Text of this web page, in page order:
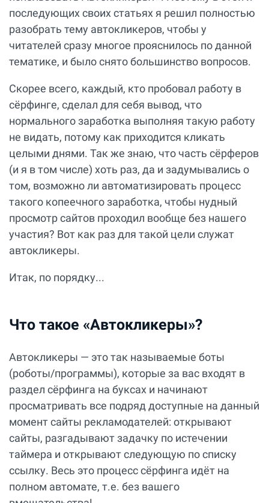
последующих своих статьях я решил полностью
разобрать тему автокликеров, чтобы у
читателей сразу многое прояснилось по данной
тематике, и было снято большинство вопросов.
Скорее всего, каждый, кто пробовал работу в
сёрфинге, сделал для себя вывод, что
нормального заработка выполняя такую работу
не видать, потому как приходится кликать
целыми днями. Так же знаю, что часть сёрферов
(и я в том числе) хоть раз, да и задумывались о
том, возможно ли автоматизировать процесс
такого копеечного заработка, чтобы нудный
просмотр сайтов проходил вообще без нашего
участия? Вот как раз для такой цели служат
автокликеры.
Итак, по порядку...
Что такое «Автокликеры»?
Автокликеры — это так называемые боты
(роботы/программы), которые за вас входят в
раздел сёрфинга на буксах и начинают
просматривать все подряд доступные на данный
момент сайты рекламодателей: открывают
сайты, разгадывают задачку по истечении
таймера и открывают следующую по списку
ссылку. Весь это процесс сёрфинга идёт на
полном автомате, т.е. без вашего